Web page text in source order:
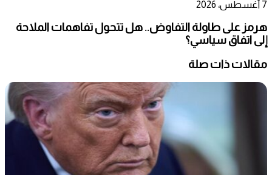
7 أغسطس، 2026
هرمز على طاولة التفاوض.. هل تتحول تفاهمات الملاحة
إلى اتفاق سياسي؟
مقالات ذات صلة